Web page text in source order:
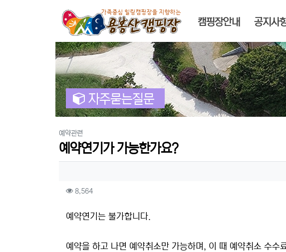
메인 메뉴
캠핑장안내 공지사
자주묻는질문
예약관련
예약연기가 가능한가요?
컨텐츠 정보
8,564조회
본문
예약연기는 불가합니다.
예약을 하고 나면 예약취소만 가능하며, 이 때 예약취소 수수